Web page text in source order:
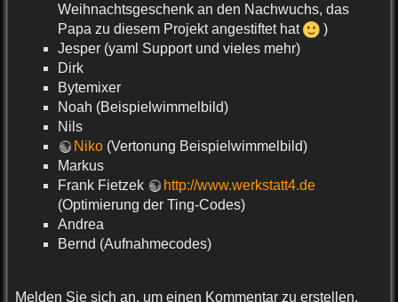
Weihnachtsgeschenk an den Nachwuchs, das
Papa zu diesem Projekt angestiftet hat
)
Jesper (yaml Support und vieles mehr)
Dirk
Bytemixer
Noah (Beispielwimmelbild)
Nils
Niko (Vertonung Beispielwimmelbild)
Markus
Frank Fietzek
http://www.werkstatt4.de
(Optimierung der Ting-Codes)
Andrea
Bernd (Aufnahmecodes)
Melden Sie sich an, um einen Kommentar zu erstellen.